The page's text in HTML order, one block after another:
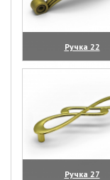
Ручка 22
(увеличить)
Ручка 27